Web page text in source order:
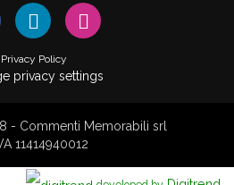
Privacy Policy
privacy settings
- Commenti Memorabili srl
11414940012